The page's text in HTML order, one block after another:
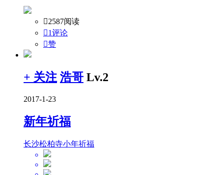
2587阅读
1评论
赞
+ 关注 浩哥 Lv.2
2017-1-23
新年祈福
长沙松柏寺小年祈福